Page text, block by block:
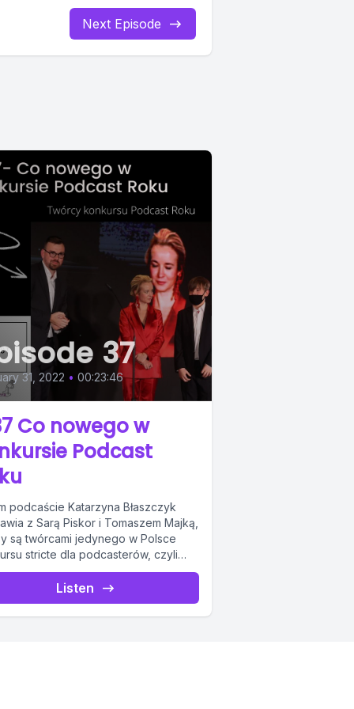
Next Episode
37
31, 2022 • 00:23:46
Co nowego w
Podcast
podcaście Katarzyna Błaszczyk
z Sarą Piskor i Tomaszem Majką,
są twórcami jedynego w Polsce
stricte dla podcasterów, czyli
Listen